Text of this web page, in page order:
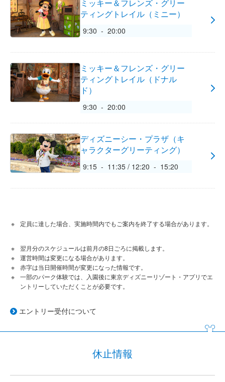
ミッキー＆フレンズ・グリー
ティングトレイル（ミニー）
9:30 - 20:00
ミッキー＆フレンズ・グリー
ティングトレイル（ドナル
ド）
9:30 - 20:00
ディズニーシー・プラザ（キ
ャラクターグリーティング）
9:15 - 11:35 / 12:20 - 15:20
定員に達した場合、実施時間内でもご案内を終了する場合があります。
翌月分のスケジュールは前月の8日ごろに掲載します。
運営時間は変更になる場合があります。
赤字は当日開催時間が変更になった情報です。
一部のパーク体験では、入園後に東京ディズニーリゾート・アプリでエ
ントリーしていただくことが必要です。
エントリー受付について
休止情報